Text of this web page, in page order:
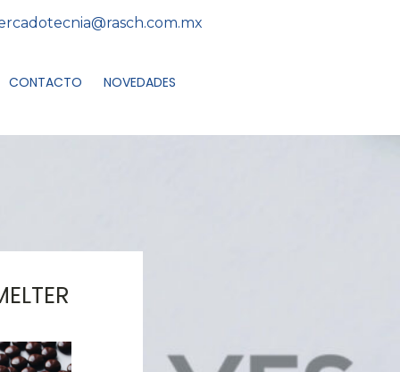
CONTACTO NOVEDADES